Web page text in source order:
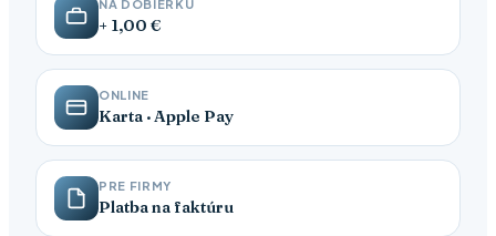
NA DOBIERKU
+ 1,00 €
ONLINE
Karta · Apple Pay
PRE FIRMY
Platba na faktúru